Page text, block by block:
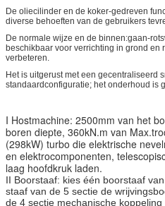
De oliecilinder en de koker-gedreven
diverse behoeften van de gebruikers
De normale wijze en de binnen:gaan-
beschikbaar voor verrichting in grond en
verbeteren.
Het is uitgerust met een gecentraliseerd
standaardconfiguratie; het onderhoud is
I Hostmachine: 2500mm van het
boren diepte, 360kN.m van
(298kW) turbo die elektrische
en elektrocomponenten,
laag hoofdkruk laden.
II Boorstaaf: kies één boorstaaf
staaf van de 5 sectie de
de 4 sectie mechanische